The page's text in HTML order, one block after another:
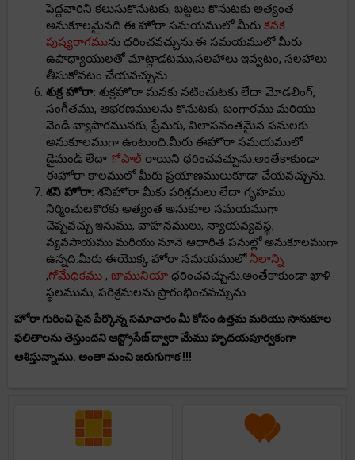
పెద్దవారిని కలుసుకొనుటకు, బట్టలు కొనుటకు అత్యంత
అనుకూలమైనది.ఈ హోరా సమయములో మీరు కనక
పుష్యరాగమును ధరించవచ్చును.ఈ సమయములో మీరు
ఉపాధ్యాయులతో మాట్లాడటము,సలహాలు ఇవ్వటం, సలహాలు
తీసుకోవటం చేయవచ్చును.
శుక్ర హోరా: శుక్రహోరా మనకు నటించుటకు లేదా మోడలింగ్,
సంగీతము, ఆభరణములను కొనుటకు, బంగారము మరియు
వెండి వ్యాపారమునకు, ప్రేమకు, విలాసవంతమైన పనులకు
అనుకూలముగా ఉంటుంది.మీరు ఈహోరా సమయములో
డైమండ్ లేదా ోపాల్ రాయిని ధరించవచ్చును.అంతేకాకుండా
ఈహోరా కాలములో మీరు ప్రయాణములుకూడా చేయవచ్చును.
శని హోరా: శనిహోరా మీకు పరిశ్రమలు లేదా గృహము
నిర్మించుటకొరకు అత్యంత అనుకూల సమయముగా
చెప్పవచ్చు.ఇనుము, వాహనములు, న్యాయవ్యవస్థ,
వ్యవసాయము మరియు నూనె ఆధారిత పనుల్లో అనుకూలముగా
ఉన్నది.మీరు ఈయొక్క హోరా సమయములోనీలాన్ని
,గోమేధికము , జామునియా ధరించవచ్చును.అంతేకాకుండా ఖాళి
స్థలమును, పరిశ్రమలను ప్రారంభించవచ్చును.
హోరా గురించి పైన పేర్కొన్న సమాచారం మీ కోసం ఉత్తమ మరియు సానుకూల
ఫలితాలను తెస్తుందని ఆస్ట్రోసేజ్ ద్వారా మేము హృదయపూర్వకంగా
ఆశిస్తున్నాము. అంతా మంచి జరుగుగాక !!!